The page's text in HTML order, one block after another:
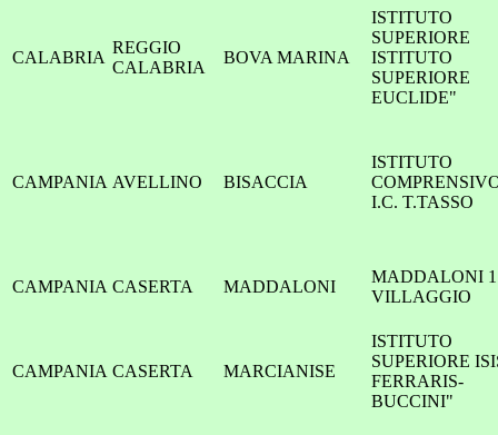
CALABRIA
REGGIO
CALABRIA
BOVA MARINA
ISTITUTO
SUPERIORE
ISTITUTO
SUPERIORE
EUCLIDE"
CAMPANIA AVELLINO BISACCIA
ISTITUTO
I.C. T.TASSO
CAMPANIA CASERTA MADDALONI
MADDALONI
VILLAGGIO
CAMPANIA CASERTA MARCIANISE
ISTITUTO
SUPERIORE
FERRARIS-
BUCCINI"